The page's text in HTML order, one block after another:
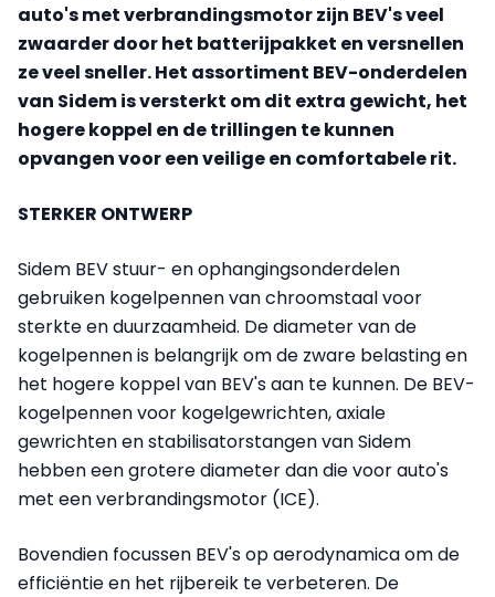
auto's met verbrandingsmotor zijn BEV's veel
zwaarder door het batterijpakket en versnellen
ze veel sneller. Het assortiment BEV-onderdelen
van Sidem is versterkt om dit extra gewicht, het
hogere koppel en de trillingen te kunnen
opvangen voor een veilige en comfortabele rit.
STERKER ONTWERP
Sidem BEV stuur- en ophangingsonderdelen
gebruiken kogelpennen van chroomstaal voor
sterkte en duurzaamheid. De diameter van de
kogelpennen is belangrijk om de zware belasting en
het hogere koppel van BEV's aan te kunnen. De BEV-
kogelpennen voor kogelgewrichten, axiale
gewrichten en stabilisatorstangen van Sidem
hebben een grotere diameter dan die voor auto's
met een verbrandingsmotor (ICE).
Bovendien focussen BEV's op aerodynamica om de
efficiëntie en het rijbereik te verbeteren. De